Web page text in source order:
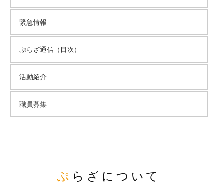
緊急情報
ぷらざ通信（目次）
活動紹介
職員募集
ぷらざについて